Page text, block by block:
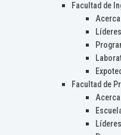
Facultad de
Facultad de